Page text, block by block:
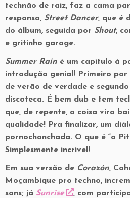
technão de raiz, faz a cama
responsa, Street Dancer, que é
do álbum, seguida por Shout,
e gritinho garage.
Summer Rain é um capítulo à
introdução genial! Primeiro
de verão de verdade e
discoteca. É bem dub e tem
que, de repente, a coisa vira
qualidade! Pra finalizar, um
pornochanchada. O que é “o
Simplesmente incrível!
Em sua versão de Corazón,
Moçambique pro techno,
sons; já Sunrise
, com